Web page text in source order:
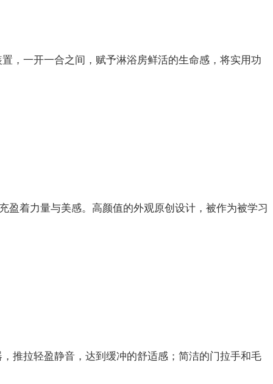
，一开一合之间，赋予淋浴房鲜活的生命感，将实用功
盈着力量与美感。高颜值的外观原创设计，被作为被学习
推拉轻盈静音，达到缓冲的舒适感；简洁的门拉手和毛